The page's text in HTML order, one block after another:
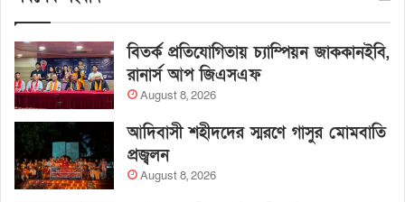
বিতর্ক প্রতিযোগিতায় চ্যাম্পিয়ন জাককানইবি,
রানার্স আপ জিএসএফ
August 8, 2026
আদিবাসী শহীদদের স্মরণে গাসুর মোমবাতি
প্রজ্বলন
August 8, 2026